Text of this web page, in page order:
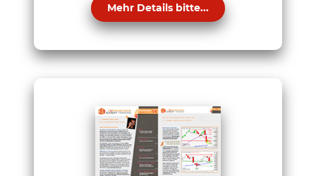
Mehr Details bitte...